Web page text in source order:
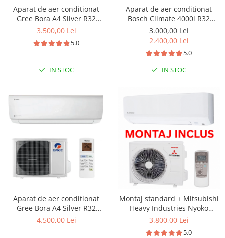
Aparat de aer conditionat
Gree Bora A4 Silver R32
GWH18AAD-K6DNA4E Inverter
ioni Cold Plasma, dezghetare
3.500,00 Lei
5.0
IN STOC
Aparat de aer conditionat
Bosch Climate 4000i R32
Inverter 12000 BTU, ionizare,
Follow me, i-Clean, Wind
rece, CL4000iU W 35 E -
CL4000i 35 E
3.000,00 Lei
2.400,00 Lei
5.0
IN STOC
Aparat de aer conditionat
Gree Bora A4 Silver R32
GWH24AAD-K6DNA4B Inverter
4.500,00 Lei
Montaj standard + Mitsubishi
Heavy Industries Nyoko
SRK35ZSP-W1-SRC35ZSP-W1
3.800,00 Lei
5.0